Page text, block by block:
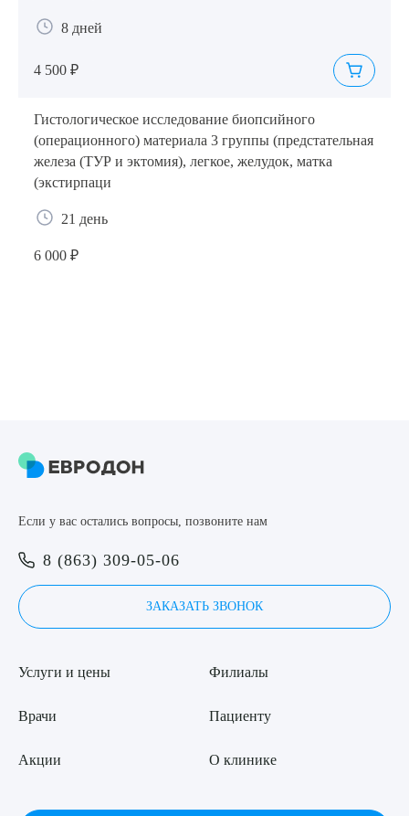
8 дней
4 500 ₽
Гистологическое исследование биопсийного
(операционного) материала 3 группы (предстательная
железа (ТУР и эктомия), легкое, желудок, матка
(экстирпаци
21 день
6 000 ₽
Если у вас остались вопросы, позвоните нам
8 (863) 309-05-06
ЗАКАЗАТЬ ЗВОНОК
Услуги и цены
Врачи
Акции
Филиалы
Пациенту
О клинике